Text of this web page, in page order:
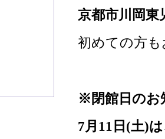
京都市川岡
初めての方
※閉館日の
7月11日(土)